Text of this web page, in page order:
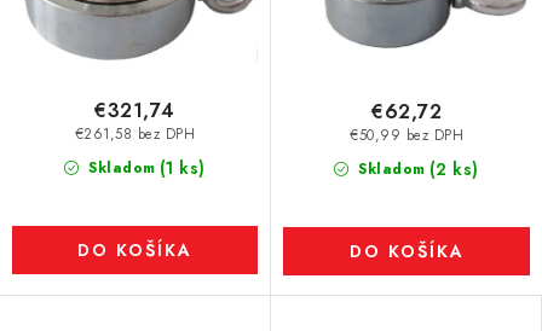
Skladom (1 ks)
€261,58 bez DPH
€321,74
DO KOŠÍKA
Skladom (2 ks)
€50,99 bez DPH
€62,72
DO KOŠÍKA